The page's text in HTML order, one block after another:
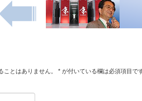
ことはありません。 *が付いている欄は必須項目で